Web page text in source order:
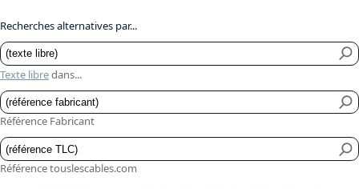
Recherches alternatives par...
Texte libredans...
Référence Fabricant
Référence touslescables.com